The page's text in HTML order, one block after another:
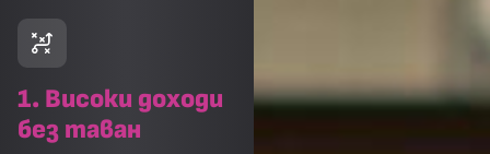
1. Високи доходи
без таван